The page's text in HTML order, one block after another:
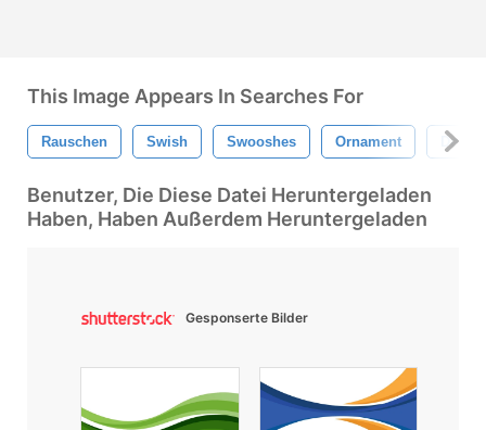
This Image Appears In Searches For
Rauschen Swish Swooshes Ornament
Benutzer, Die Diese Datei Heruntergeladen
Haben, Haben Außerdem Heruntergeladen
Gesponserte Bilder